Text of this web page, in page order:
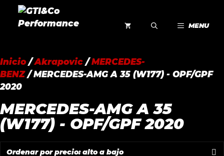
Saltar
MENU
Inicio/Akrapovic /MERCEDES-
BENZ/ MERCEDES-AMG A 35 (W177) - OPF/GPF
2020
MERCEDES-AMG A 35
(W177) - OPF/GPF 2020